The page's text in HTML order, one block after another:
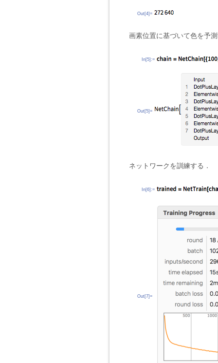
Out[4]=
画素位置に基づいて色を予
In[5]:=
Out[5]=
ネットワークを訓練する．
In[6]:=
Out[7]=